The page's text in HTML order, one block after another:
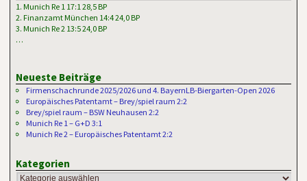
1. Munich Re 1 17:1 28,5 BP
2. Finanzamt München 14:4 24,0 BP
3. Munich Re 2 13:5 24,0 BP
…
Neueste Beiträge
Firmenschachrunde 2025/2026 und 4. BayernLB-Biergarten-Open 2026
Europäisches Patentamt – Brey/spiel raum 2:2
Brey/spiel raum – BSW Neuhausen 2:2
Munich Re 1 – G+D 3:1
Munich Re 2 – Europäisches Patentamt 2:2
Kategorien